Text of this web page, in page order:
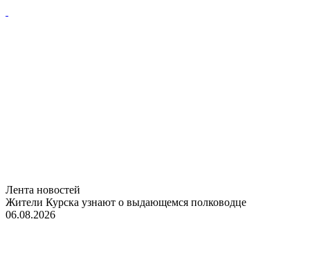
Лента новостей
Жители Курска узнают о выдающемся полководце
06.08.2026